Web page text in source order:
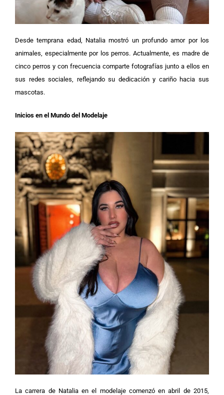
Desde temprana edad, Natalia mostró un profundo amor por los
animales, especialmente por los perros. Actualmente, es madre de
cinco perros y con frecuencia comparte fotografías junto a ellos en
sus redes sociales, reflejando su dedicación y cariño hacia sus
mascotas.
Inicios en el Mundo del Modelaje
La carrera de Natalia en el modelaje comenzó en abril de 2015,